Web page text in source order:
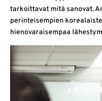
tarkoittavat mitä sanovat.
perinteisempien
hienovaraisempaa